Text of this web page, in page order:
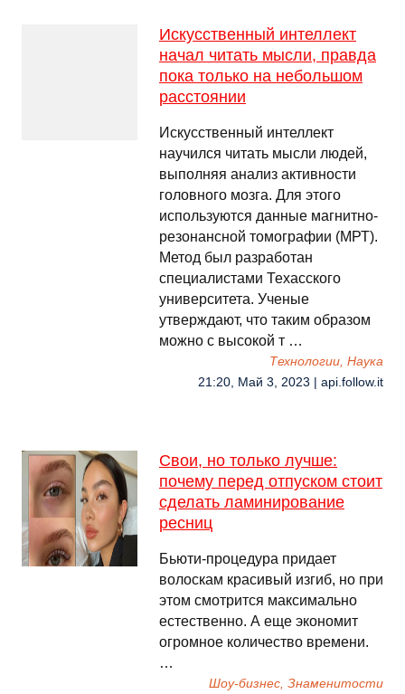
Искусственный интеллект
начал читать мысли, правда
пока только на небольшом
расстоянии
Искусственный интеллект
научился читать мысли людей,
выполняя анализ активности
головного мозга. Для этого
используются данные магнитно-
резонансной томографии (МРТ).
Метод был разработан
специалистами Техасского
университета. Ученые
утверждают, что таким образом
можно с высокой т …
Технологии, Наука
21:20, Май 3, 2023 | api.follow.it
Свои, но только лучше:
почему перед отпуском стоит
сделать ламинирование
ресниц
Бьюти-процедура придает
волоскам красивый изгиб, но при
этом смотрится максимально
естественно. А еще экономит
огромное количество времени.
…
Шоу-бизнес, Знаменитости